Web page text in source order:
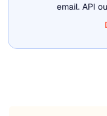
email. API